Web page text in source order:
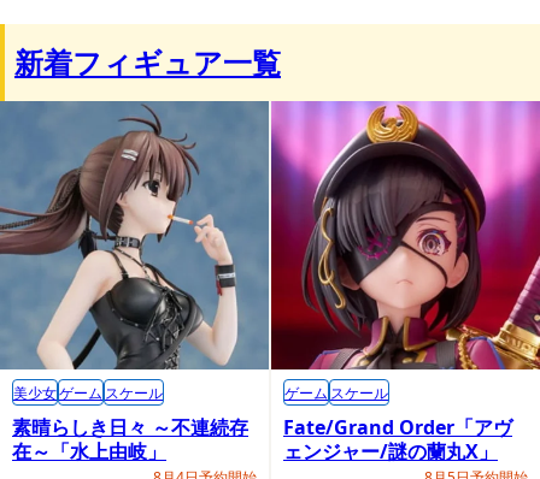
新着フィギュア一覧
素晴らしき日々 ～不連続存
在～「水上由岐」
美少女ゲーム スケール
Fate/Grand Order「アヴ
ェンジャー/謎の蘭丸X」
ゲーム スケール